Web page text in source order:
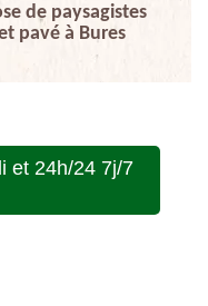
de paysagistes
pavé à Bures
et 24h/24 7j/7